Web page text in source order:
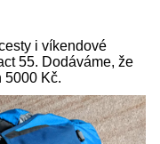
i víkendové
55. Dodáváme, že
5000 Kč.